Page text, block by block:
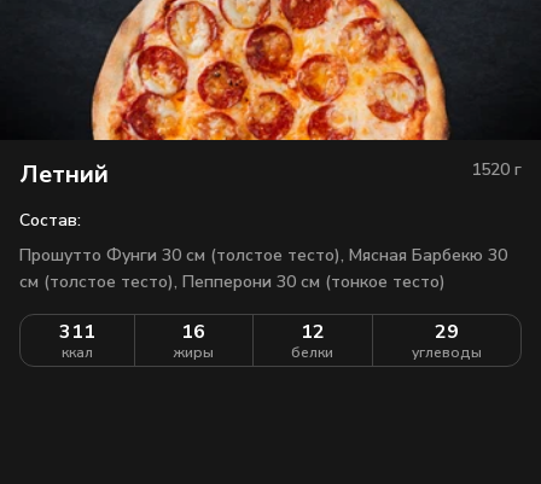
Летний 1520 г
Состав:
Прошутто Фунги 30 см (толстое тесто), Мясная Барбекю 30
см (толстое тесто), Пепперони 30 см (тонкое тесто)
311
ккал
16
жиры
12
белки
29
углеводы